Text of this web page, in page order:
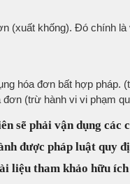
(xuất khống). Đó chính
hóa đơn bất hợp pháp.
(trừ hành vi vi phạm
sẽ phải vận dụng các
được pháp luật quy
liệu tham khảo hữu